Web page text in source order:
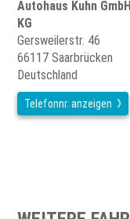
Autohaus Kuhn
KG
Gersweilerstr. 46
66117 Saarbrücken
Deutschland
Telefonnr. anzeigen